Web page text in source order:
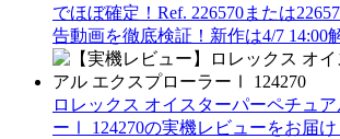
でほぼ確定！Ref. 226570または
告動画を徹底検証！新作は4/7 14:00
ロレックス オイスターパーペチュ
ーⅠ 124270の実機レビューをお届